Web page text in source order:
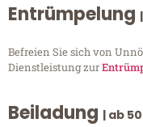
Entrümpelung
Befreien Sie sich von
Dienstleistung zur
Beiladung | ab